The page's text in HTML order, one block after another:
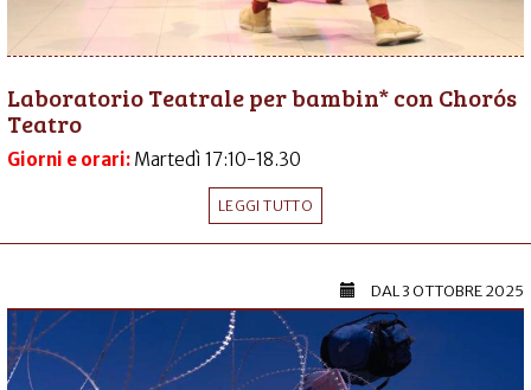
Laboratorio Teatrale per bambin* con Chorós
Teatro
Giorni e orari: Martedì 17:10-18.30
LEGGI TUTTO
DAL3 OTTOBRE 2025